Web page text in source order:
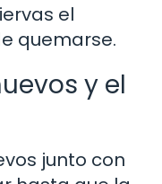
el
quemarse.
y el
junto con